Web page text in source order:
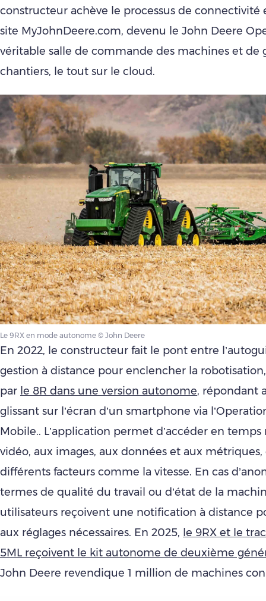
constructeur achève le processus de connectivité
site MyJohnDeere.com, devenu le John Deere
véritable salle de commande des machines et de
chantiers, le tout sur le cloud.
Le 9RX en mode autonome © John Deere
En 2022, le constructeur fait le pont entre
gestion à distance pour enclencher la
par le 8R dans une version autonome, répondant
glissant sur l’écran d’un smartphone via
Mobile.. L’application permet d’accéder en
vidéo, aux images, aux données et aux métriques,
différents facteurs comme la vitesse. En cas
termes de qualité du travail ou d’état de la
utilisateurs reçoivent une notification à distance
aux réglages nécessaires. En 2025, le 9RX et le
5ML reçoivent le kit autonome de deuxième
John Deere revendique 1 million de machines